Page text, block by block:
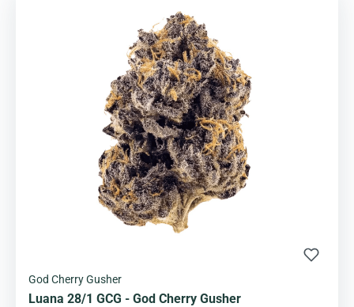
God Cherry Gusher
Luana 28/1 GCG - God Cherry Gusher